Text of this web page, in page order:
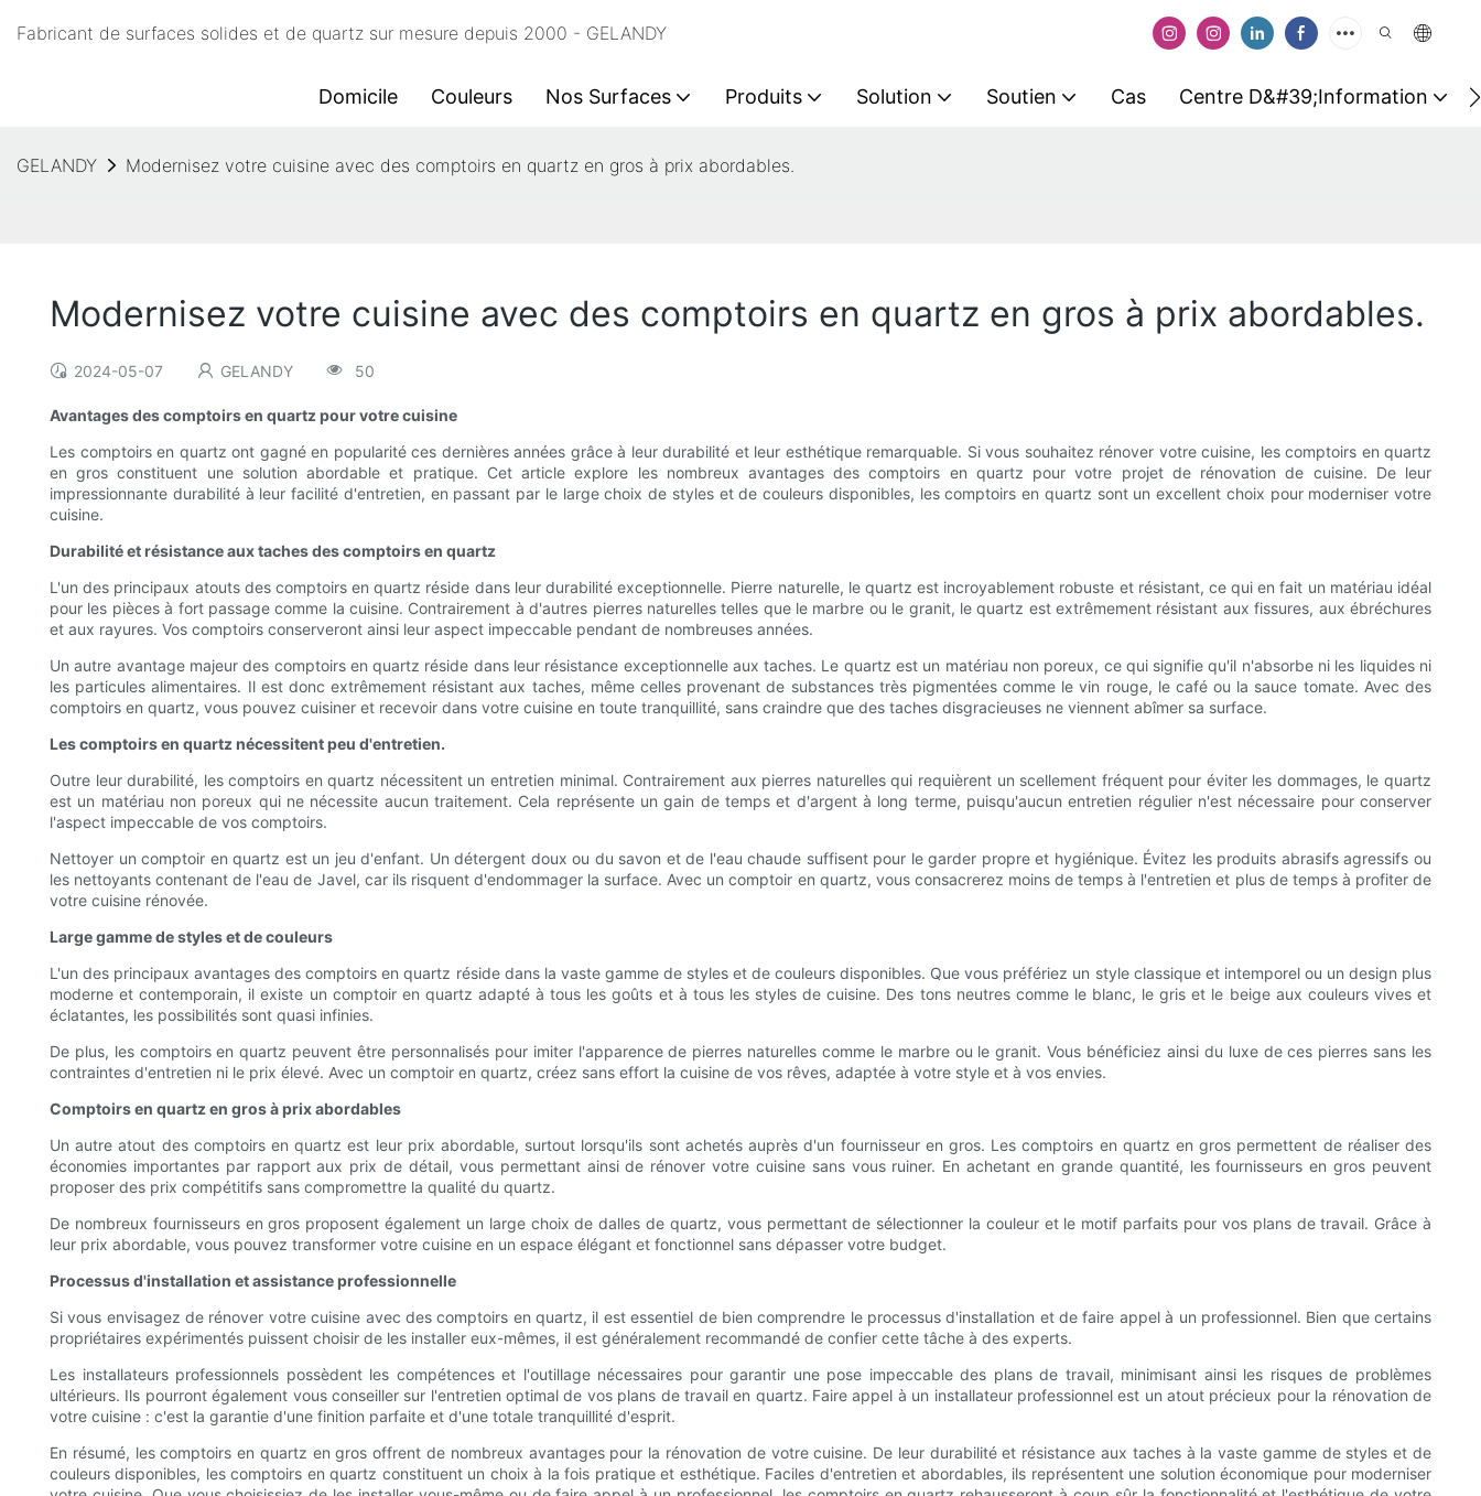
Fabricant de surfaces solides et de quartz sur mesure depuis 2000 - GELANDY
Domicile Couleurs Nos Surfaces Produits Solution Soutien Cas Centre D&#39;information
GELANDY Modernisez votre cuisine avec des comptoirs en quartz en gros à prix abordables.
Modernisez votre cuisine avec des comptoirs en quartz en gros à prix abordables.
2024-05-07 GELANDY 50
Avantages des comptoirs en quartz pour votre cuisine
Les comptoirs en quartz ont gagné en popularité ces dernières années grâce à leur durabilité et leur esthétique remarquable. Si vous souhaitez rénover votre cuisine, les comptoirs en quartz
en gros constituent une solution abordable et pratique. Cet article explore les nombreux avantages des comptoirs en quartz pour votre projet de rénovation de cuisine. De leur
impressionnante durabilité à leur facilité d'entretien, en passant par le large choix de styles et de couleurs disponibles, les comptoirs en quartz sont un excellent choix pour moderniser votre
cuisine.
Durabilité et résistance aux taches des comptoirs en quartz
L'un des principaux atouts des comptoirs en quartz réside dans leur durabilité exceptionnelle. Pierre naturelle, le quartz est incroyablement robuste et résistant, ce qui en fait un matériau idéal
pour les pièces à fort passage comme la cuisine. Contrairement à d'autres pierres naturelles telles que le marbre ou le granit, le quartz est extrêmement résistant aux fissures, aux ébréchures
et aux rayures. Vos comptoirs conserveront ainsi leur aspect impeccable pendant de nombreuses années.
Un autre avantage majeur des comptoirs en quartz réside dans leur résistance exceptionnelle aux taches. Le quartz est un matériau non poreux, ce qui signifie qu'il n'absorbe ni les liquides ni
les particules alimentaires. Il est donc extrêmement résistant aux taches, même celles provenant de substances très pigmentées comme le vin rouge, le café ou la sauce tomate. Avec des
comptoirs en quartz, vous pouvez cuisiner et recevoir dans votre cuisine en toute tranquillité, sans craindre que des taches disgracieuses ne viennent abîmer sa surface.
Les comptoirs en quartz nécessitent peu d'entretien.
Outre leur durabilité, les comptoirs en quartz nécessitent un entretien minimal. Contrairement aux pierres naturelles qui requièrent un scellement fréquent pour éviter les dommages, le quartz
est un matériau non poreux qui ne nécessite aucun traitement. Cela représente un gain de temps et d'argent à long terme, puisqu'aucun entretien régulier n'est nécessaire pour conserver
l'aspect impeccable de vos comptoirs.
Nettoyer un comptoir en quartz est un jeu d'enfant. Un détergent doux ou du savon et de l'eau chaude suffisent pour le garder propre et hygiénique. Évitez les produits abrasifs agressifs ou
les nettoyants contenant de l'eau de Javel, car ils risquent d'endommager la surface. Avec un comptoir en quartz, vous consacrerez moins de temps à l'entretien et plus de temps à profiter de
votre cuisine rénovée.
Large gamme de styles et de couleurs
L'un des principaux avantages des comptoirs en quartz réside dans la vaste gamme de styles et de couleurs disponibles. Que vous préfériez un style classique et intemporel ou un design plus
moderne et contemporain, il existe un comptoir en quartz adapté à tous les goûts et à tous les styles de cuisine. Des tons neutres comme le blanc, le gris et le beige aux couleurs vives et
éclatantes, les possibilités sont quasi infinies.
De plus, les comptoirs en quartz peuvent être personnalisés pour imiter l'apparence de pierres naturelles comme le marbre ou le granit. Vous bénéficiez ainsi du luxe de ces pierres sans les
contraintes d'entretien ni le prix élevé. Avec un comptoir en quartz, créez sans effort la cuisine de vos rêves, adaptée à votre style et à vos envies.
Comptoirs en quartz en gros à prix abordables
Un autre atout des comptoirs en quartz est leur prix abordable, surtout lorsqu'ils sont achetés auprès d'un fournisseur en gros. Les comptoirs en quartz en gros permettent de réaliser des
économies importantes par rapport aux prix de détail, vous permettant ainsi de rénover votre cuisine sans vous ruiner. En achetant en grande quantité, les fournisseurs en gros peuvent
proposer des prix compétitifs sans compromettre la qualité du quartz.
De nombreux fournisseurs en gros proposent également un large choix de dalles de quartz, vous permettant de sélectionner la couleur et le motif parfaits pour vos plans de travail. Grâce à
leur prix abordable, vous pouvez transformer votre cuisine en un espace élégant et fonctionnel sans dépasser votre budget.
Processus d'installation et assistance professionnelle
Si vous envisagez de rénover votre cuisine avec des comptoirs en quartz, il est essentiel de bien comprendre le processus d'installation et de faire appel à un professionnel. Bien que certains
propriétaires expérimentés puissent choisir de les installer eux-mêmes, il est généralement recommandé de confier cette tâche à des experts.
Les installateurs professionnels possèdent les compétences et l'outillage nécessaires pour garantir une pose impeccable des plans de travail, minimisant ainsi les risques de problèmes
ultérieurs. Ils pourront également vous conseiller sur l'entretien optimal de vos plans de travail en quartz. Faire appel à un installateur professionnel est un atout précieux pour la rénovation de
votre cuisine : c'est la garantie d'une finition parfaite et d'une totale tranquillité d'esprit.
En résumé, les comptoirs en quartz en gros offrent de nombreux avantages pour la rénovation de votre cuisine. De leur durabilité et résistance aux taches à la vaste gamme de styles et de
couleurs disponibles, les comptoirs en quartz constituent un choix à la fois pratique et esthétique. Faciles d'entretien et abordables, ils représentent une solution économique pour moderniser